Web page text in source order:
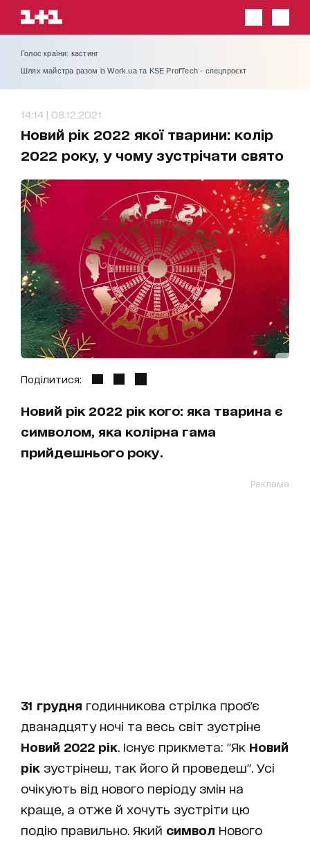
Голос країни: кастинг
Шлях майстра разом із Work.ua та KSE ProfTech - спецпроєкт
14:14 | 08.12.2021
Новий рік 2022 якої тварини: колір
2022 року, у чому зустрічати свято
Поділитися:
Новий рік 2022 рік кого: яка тварина є
символом, яка колірна гама
прийдешнього року.
Реклама
31 грудня годинникова стрілка проб'є
дванадцяту ночі та весь світ зустріне
Новий 2022 рік . Існує прикмета: "Як Новий
рік зустрінеш, так його й проведеш". Усі
очікують від нового періоду змін на
краще, а отже й хочуть зустріти цю
подію правильно. Який символ Нового